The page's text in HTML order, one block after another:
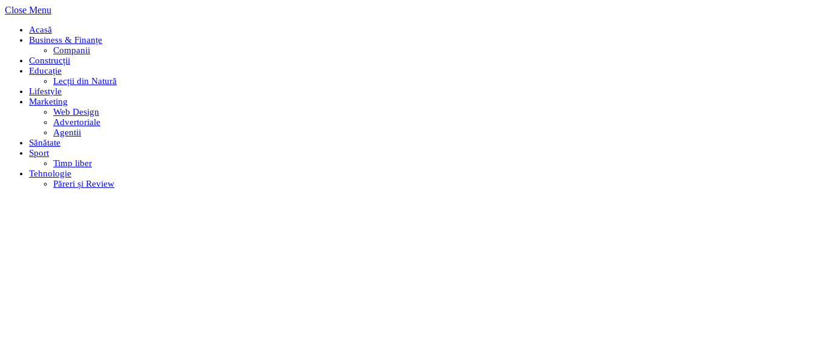
Close Menu
Acasă
Business & Finanțe
Companii
Construcții
Educație
Lecții din Natură
Lifestyle
Marketing
Web Design
Advertoriale
Agentii
Sănătate
Sport
Timp liber
Tehnologie
Păreri și Review